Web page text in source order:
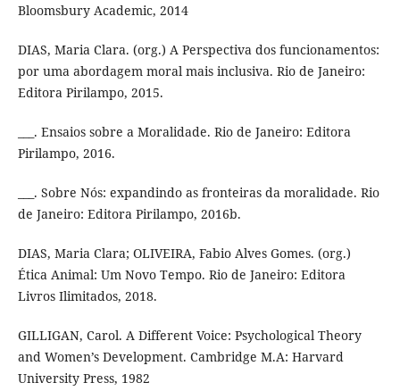
Bloomsbury Academic, 2014
DIAS, Maria Clara. (org.) A Perspectiva dos funcionamentos:
por uma abordagem moral mais inclusiva. Rio de Janeiro:
Editora Pirilampo, 2015.
___. Ensaios sobre a Moralidade. Rio de Janeiro: Editora
Pirilampo, 2016.
___. Sobre Nós: expandindo as fronteiras da moralidade. Rio
de Janeiro: Editora Pirilampo, 2016b.
DIAS, Maria Clara; OLIVEIRA, Fabio Alves Gomes. (org.)
Ética Animal: Um Novo Tempo. Rio de Janeiro: Editora
Livros Ilimitados, 2018.
GILLIGAN, Carol. A Different Voice: Psychological Theory
and Women’s Development. Cambridge M.A: Harvard
University Press, 1982